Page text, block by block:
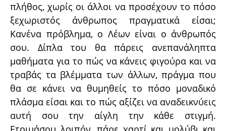
πλήθος, χωρίς οι άλλοι να προσέχουν το πόσο
ξεχωριστός άνθρωπος πραγματικά είσαι;
Κανένα πρόβλημα, ο Λέων είναι ο άνθρωπός
σου. Δίπλα του θα πάρεις ανεπανάληπτα
μαθήματα για το πώς να κάνεις φιγούρα και να
τραβάς τα βλέμματα των άλλων, πράγμα που
θα σε κάνει να θυμηθείς το πόσο μοναδικό
πλάσμα είσαι και το πώς αξίζει να αναδεικνύεις
αυτή σου την αίγλη την κάθε στιγμή.